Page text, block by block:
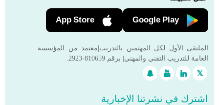
Google Play
App Store
الملتقى الأول لكل المهتمين بالتدريب|معتمد من المؤسسة
العامة للتدريب التقني والمهني| برقم 810659-2923.
اشترك في نشرتنا الإخبارية